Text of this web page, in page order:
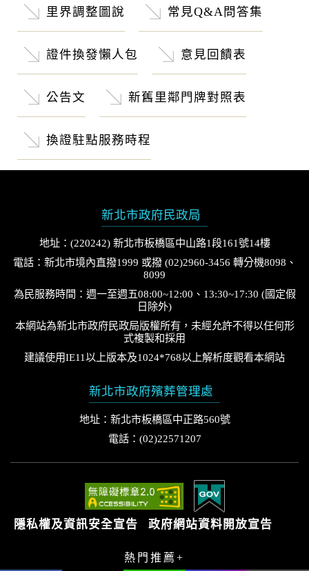
里界調整圖說 常見Q&A問答集
證件換發懶人包 意見回饋表
公告文 新舊里鄰門牌對照表
換證駐點服務時程
新北市政府民政局
地址：(220242) 新北市板橋區中山路1段161號14樓
電話：新北市境內直撥1999 或撥 (02)2960-3456 轉分機8098、
8099
為民服務時間：週一至週五08:00~12:00、13:30~17:30 (國定假
日除外)
本網站為新北市政府民政局版權所有，未經允許不得以任何形
式複製和採用
建議使用IE11以上版本及1024*768以上解析度觀看本網站
新北市政府殯葬管理處
地址：新北市板橋區中正路560號
電話：(02)22571207
隱私權及資訊安全宣告 政府網站資料開放宣告
熱門推薦